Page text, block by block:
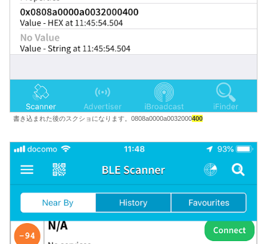
書き込まれた後のスクショになります。0808a0000a0032000400